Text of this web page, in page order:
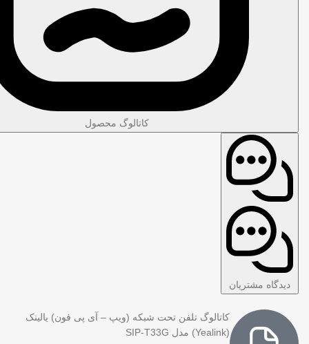
کاتالوگ محصول
دیدگاه مشتریان
کاتالوگ تلفن تحت شبکه (ویپ – آی پی فون) یالینک
(Yealink) مدل SIP-T33G